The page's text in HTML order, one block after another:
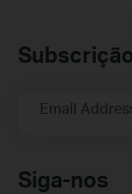
Email
Siga-nos